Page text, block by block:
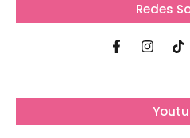
Redes